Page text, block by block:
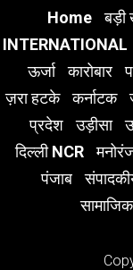
Home बड़ी
INTERNATIONAL
ऊर्जा
कारोबार
ज़रा हटके
कर्नाटक
प्रदेश
उड़ीसा
दिल्ली NCR
पंजाब